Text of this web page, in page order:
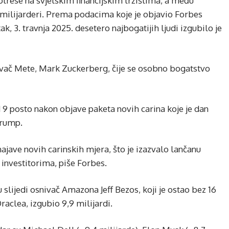
Prema podacima koje je objavio Forbes
3. travnja 2025. desetero najbogatijih ljudi izgubilo je
Mete, Mark Zuckerberg, čije se osobno bogatstvo
posto nakon objave paketa novih carina koje je dan
novih carinskih mjera, što je izazvalo lančanu
piše Forbes.
osnivač Amazona Jeff Bezos, koji je ostao bez 16
izgubio 9,9 milijardi.